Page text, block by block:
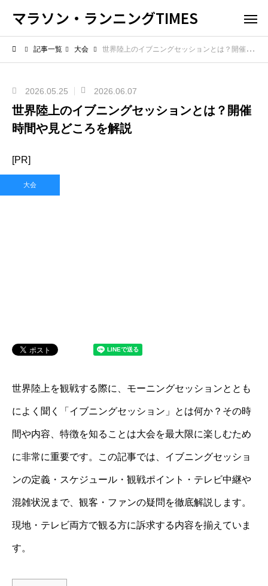
マラソン・ランニングTIMES
記事一覧 大会 世界陸上のイブニングセッションとは？開催時間や見どころを解説
2026.05.25 2026.06.07
世界陸上のイブニングセッションとは？開催
時間や見どころを解説
[PR]
大会
世界陸上を観戦する際に、モーニングセッションととも
によく聞く「イブニングセッション」とは何か？その時
間や内容、特徴を知ることは大会を最大限に楽しむため
に非常に重要です。この記事では、イブニングセッショ
ンの定義・スケジュール・観戦ポイント・テレビ中継や
混雑状況まで、観客・ファンの疑問を徹底解説します。
現地・テレビ両方で観る方に訴求する内容を揃えていま
す。